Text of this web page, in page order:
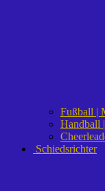
Fußball |
Handball
Schiedsrichter